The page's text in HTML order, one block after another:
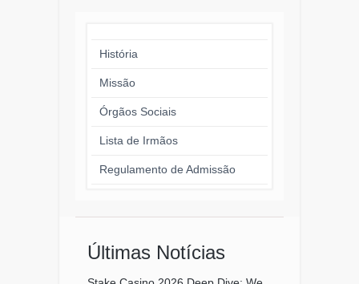
História
Missão
Órgãos Sociais
Lista de Irmãos
Regulamento de Admissão
Últimas Notícias